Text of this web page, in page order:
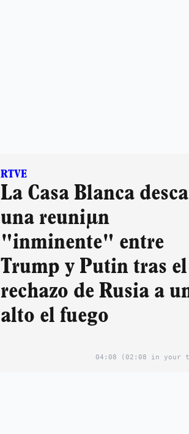
RTVE
La Casa Blanca
una reuniµn
"inminente" entre
Trump y Putin tras el
rechazo de Rusia a
alto el fuego
04:08 (02:08 in your